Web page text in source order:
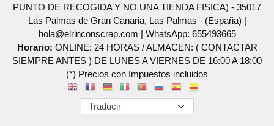
PUNTO DE RECOGIDA Y NO UNA TIENDA FISICA) - 35017
Las Palmas de Gran Canaria, Las Palmas - (España) |
hola@elrinconscrap.com | WhatsApp: 655493665
Horario: ONLINE: 24 HORAS / ALMACEN: ( CONTACTAR
SIEMPRE ANTES ) DE LUNES A VIERNES DE 16:00 A 18:00
(*) Precios con Impuestos incluidos